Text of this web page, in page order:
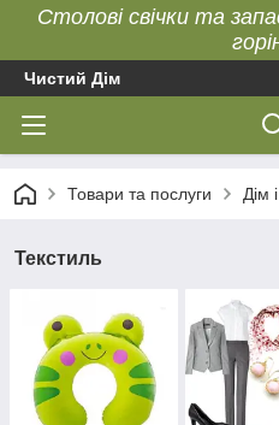
Столові свічки та
Чистий Дім
Товари та послуги Дім
Текстиль